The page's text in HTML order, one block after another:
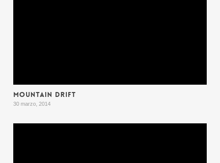
MOUNTAIN DRIFT
30 marzo, 2014